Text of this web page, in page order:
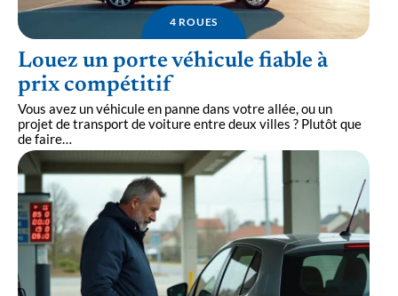
4 ROUES
Louez un porte véhicule fiable à
prix compétitif
Vous avez un véhicule en panne dans votre allée, ou un
projet de transport de voiture entre deux villes ? Plutôt que
de faire…